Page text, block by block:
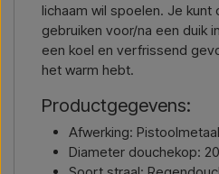
lichaam wil spoelen. Je
gebruiken voor/na een duik
een koel en verfrissend
het warm hebt.
Productgegevens:
Afwerking: Pistoolmetaal
Diameter douchekop: